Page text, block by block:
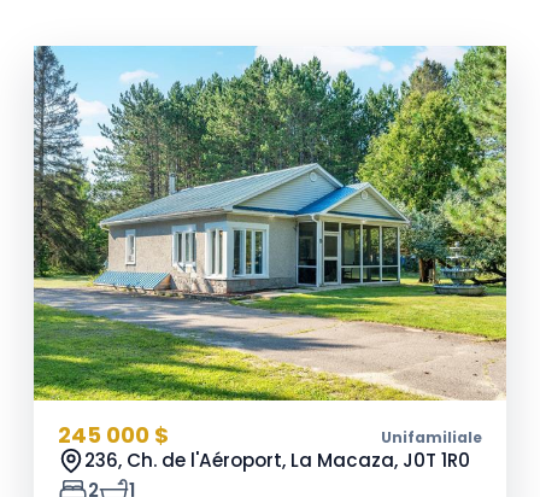
245 000 $ Unifamiliale
236, Ch. de l'Aéroport, La Macaza, J0T 1R0
2
1